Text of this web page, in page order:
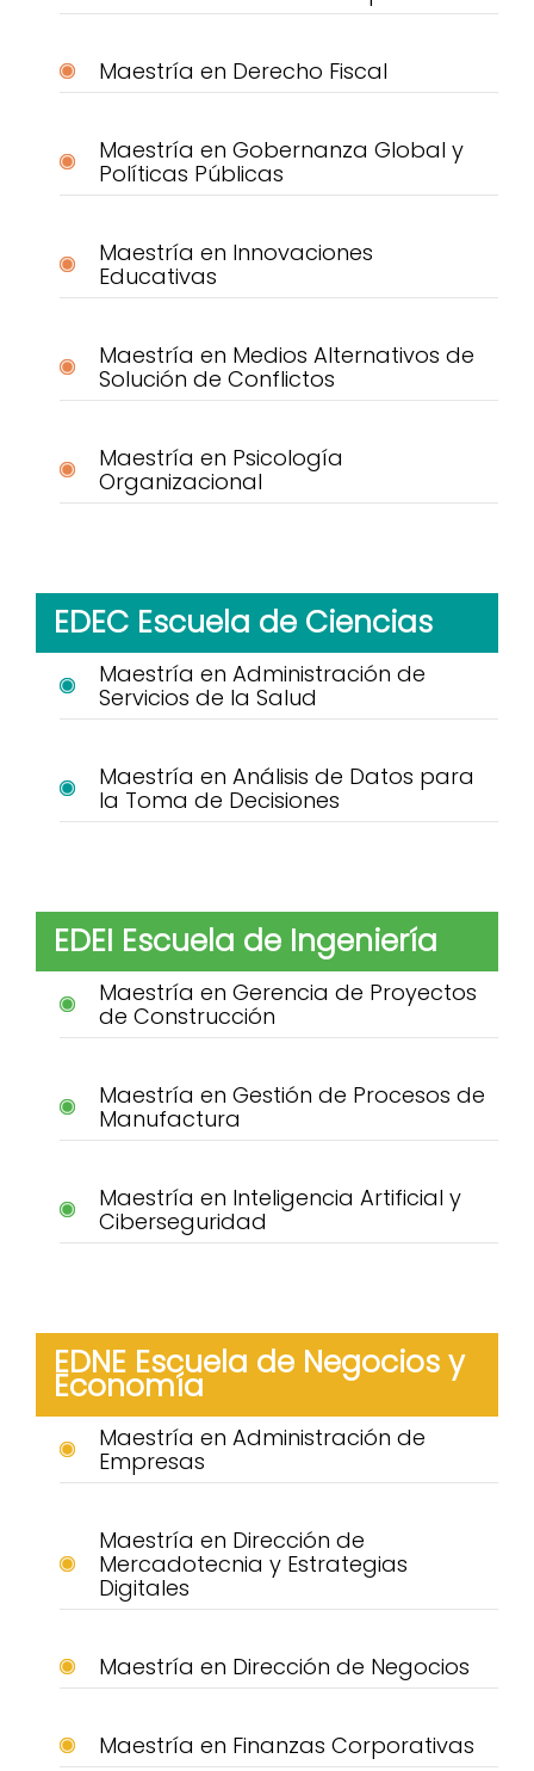
Maestría en Derecho Fiscal
Maestría en Gobernanza Global y
Políticas Públicas
Maestría en Innovaciones
Educativas
Maestría en Medios Alternativos de
Solución de Conflictos
Maestría en Psicología
Organizacional
EDEC Escuela de Ciencias
Maestría en Administración de
Servicios de la Salud
Maestría en Análisis de Datos para
la Toma de Decisiones
EDEI Escuela de Ingeniería
Maestría en Gerencia de Proyectos
de Construcción
Maestría en Gestión de Procesos de
Manufactura
Maestría en Inteligencia Artificial y
Ciberseguridad
EDNE Escuela de Negocios y
Economía
Maestría en Administración de
Empresas
Maestría en Dirección de
Mercadotecnia y Estrategias
Digitales
Maestría en Dirección de Negocios
Maestría en Finanzas Corporativas